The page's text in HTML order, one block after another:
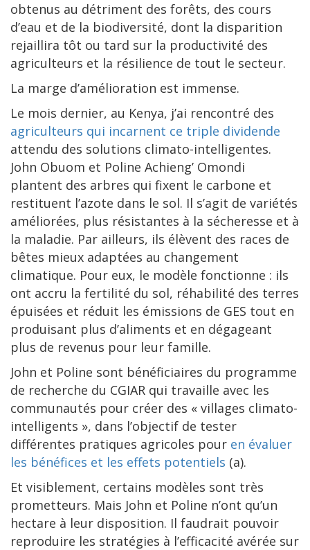
obtenus au détriment des forêts, des cours
d’eau et de la biodiversité, dont la disparition
rejaillira tôt ou tard sur la productivité des
agriculteurs et la résilience de tout le secteur.
La marge d’amélioration est immense.
Le mois dernier, au Kenya, j’ai rencontré des
agriculteurs qui incarnent ce triple dividende
attendu des solutions climato-intelligentes.
John Obuom et Poline Achieng’ Omondi
plantent des arbres qui fixent le carbone et
restituent l’azote dans le sol. Il s’agit de variétés
améliorées, plus résistantes à la sécheresse et à
la maladie. Par ailleurs, ils élèvent des races de
bêtes mieux adaptées au changement
climatique. Pour eux, le modèle fonctionne : ils
ont accru la fertilité du sol, réhabilité des terres
épuisées et réduit les émissions de GES tout en
produisant plus d’aliments et en dégageant
plus de revenus pour leur famille.
John et Poline sont bénéficiaires du programme
de recherche du CGIAR qui travaille avec les
communautés pour créer des « villages climato-
intelligents », dans l’objectif de tester
différentes pratiques agricoles pour en évaluer
les bénéfices et les effets potentiels (a).
Et visiblement, certains modèles sont très
prometteurs. Mais John et Poline n’ont qu’un
hectare à leur disposition. Il faudrait pouvoir
reproduire les stratégies à l’efficacité avérée sur